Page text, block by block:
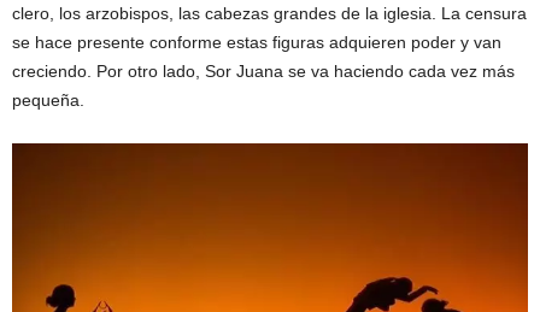
clero, los arzobispos, las cabezas grandes de la iglesia. La censura
se hace presente conforme estas figuras adquieren poder y van
creciendo. Por otro lado, Sor Juana se va haciendo cada vez más
pequeña.